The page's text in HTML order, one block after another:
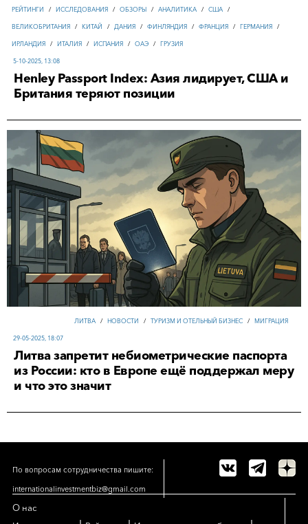
РЕЙТИНГИ / ИССЛЕДОВАНИЯ / ОБЗОРЫ / АНАЛИТИКА / США /
ВЕЛИКОБРИТАНИЯ / КИТАЙ / ДАНИЯ / ФИНЛЯНДИЯ / ФРАНЦИЯ / ГЕРМАНИЯ /
ИРЛАНДИЯ / ИТАЛИЯ / ИСПАНИЯ / ОАЭ / ГРУЗИЯ
5-10-2025, 13:08
Henley Passport Index: Азия лидирует, США и
Британия теряют позиции
ЛИТВА / НОВОСТИ / ТУРИЗМ И ОТЕЛЬНЫЙ БИЗНЕС / МИГРАЦИЯ
29-05-2025, 18:07
Литва запретит небиометрические паспорта
из России: кто в Европе ещё поддержал меру
и что это значит
По вопросам сотрудничества пишите:
internationalinvestmentbiz@gmail.com
О нас